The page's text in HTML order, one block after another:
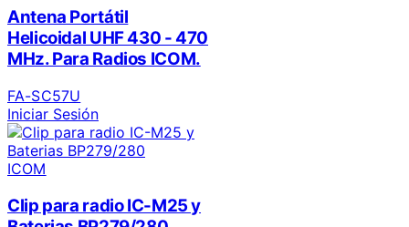
Antena Portátil
Helicoidal UHF 430 - 470
MHz. Para Radios ICOM.
FA-SC57U
Iniciar Sesión
ICOM
Clip para radio IC-M25 y